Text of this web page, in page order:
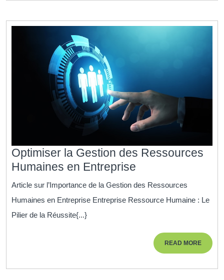
Monde
Professionnel
Moderne
Optimiser la Gestion des Ressources
Humaines en Entreprise
la
Gestion
Humaines
Article sur l’Importance de la Gestion des Ressources
Humaines en Entreprise Entreprise Ressource Humaine : Le
Pilier de la Réussite{...}
READ MOREREAD
MORE